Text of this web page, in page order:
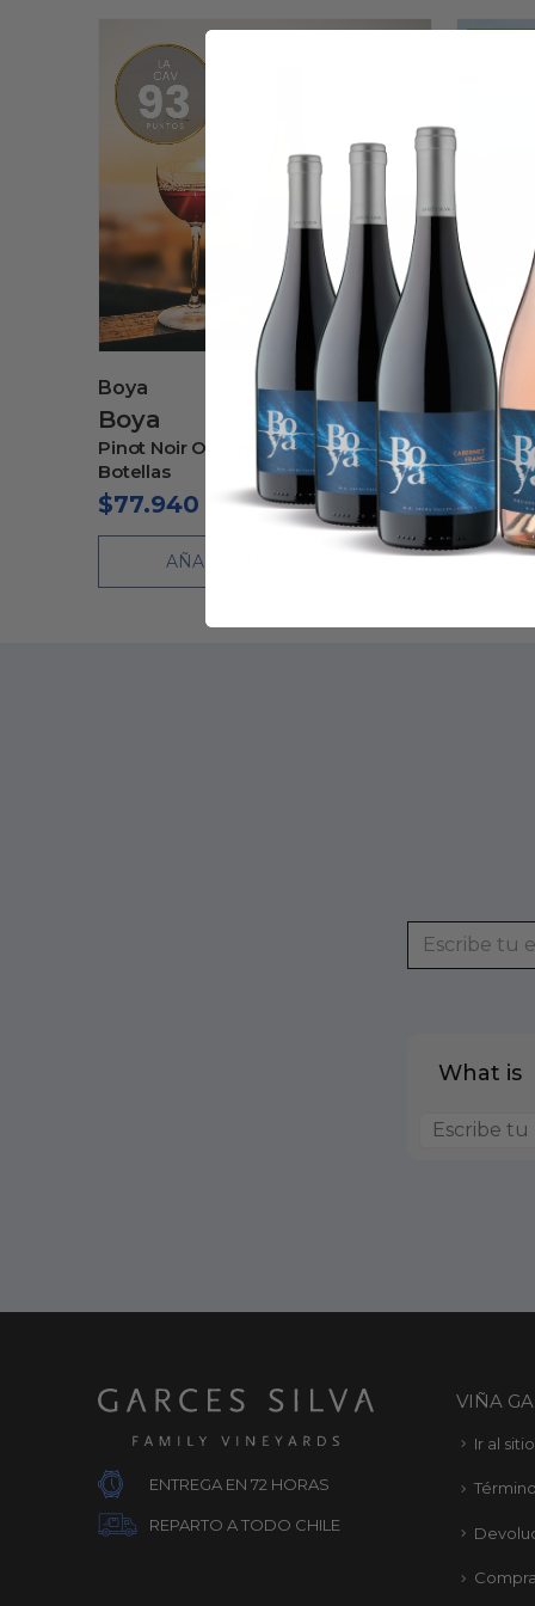
Amayna
Amayna
Magnum Pinot Noir 2024 c/caja
madera
$54.160
AÑADIR AL CARRO
Amayna
Amayna
$
What is
ENTREGA EN 72 HORAS
REPARTO A TODO CHILE
VIÑA
Ir al